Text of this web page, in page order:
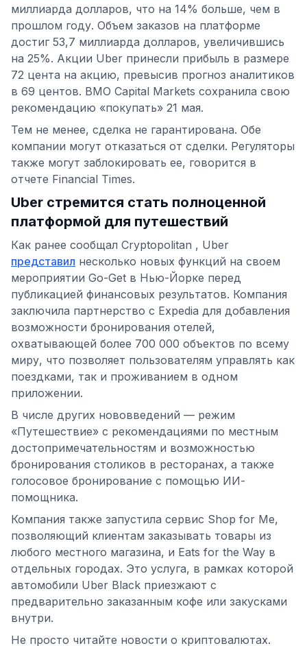
миллиарда долларов, что на 14% больше, чем в
прошлом году. Объем заказов на платформе
достиг 53,7 миллиарда долларов, увеличившись
на 25%. Акции Uber принесли прибыль в размере
72 цента на акцию, превысив прогноз аналитиков
в 69 центов. BMO Capital Markets сохранила свою
рекомендацию «покупать» 21 мая.
Тем не менее, сделка не гарантирована. Обе
компании могут отказаться от сделки. Регуляторы
также могут заблокировать ее, говорится в
отчете Financial Times.
Uber стремится стать полноценной
платформой для путешествий
Как ранее сообщал Cryptopolitan , Uber
представил несколько новых функций на своем
мероприятии Go-Get в Нью-Йорке перед
публикацией финансовых результатов. Компания
заключила партнерство с Expedia для добавления
возможности бронирования отелей,
охватывающей более 700 000 объектов по всему
миру, что позволяет пользователям управлять как
поездками, так и проживанием в одном
приложении.
В числе других нововведений — режим
«Путешествие» с рекомендациями по местным
достопримечательностям и возможностью
бронирования столиков в ресторанах, а также
голосовое бронирование с помощью ИИ-
помощника.
Компания также запустила сервис Shop for Me,
позволяющий клиентам заказывать товары из
любого местного магазина, и Eats for the Way в
отдельных городах. Это услуга, в рамках которой
автомобили Uber Black приезжают с
предварительно заказанным кофе или закусками
внутри.
Не просто читайте новости о криптовалютах.